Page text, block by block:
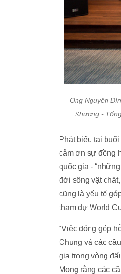
Ông Nguyễn
Khương -
Phát biểu tại
cảm ơn sự đồng
quốc gia -
đời sống vật
cũng là yếu tố
tham dự World
“Việc đóng góp
Chung và các
gia trong vòng
Mong rằng các